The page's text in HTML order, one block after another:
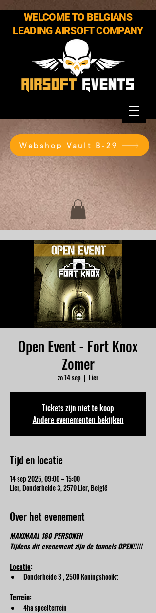
WELCOME TO BELGIANS
LEADING AIRSOFT COMPANY
Webshop Vault B-29
Open Event - Fort Knox
Zomer
zo 14 sep
  |
Lier
Tickets zijn niet te koop
Andere evenementen bekijken
Tijd en locatie
14 sep 2025, 09:00 – 15:00
Lier, Donderheide 3, 2570 Lier, België
Over het evenement
MAXIMAAL 160 PERSONEN
Tijdens dit evenement zijn de tunnels OPEN!!!!!
Locatie:
Donderheide 3 , 2500 Koningshooikt
Terrein:
4ha speelterrein